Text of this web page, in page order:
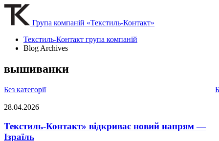
Група компаній «Текстиль-Контакт»
Текстиль-Контакт група компаній
Blog Archives
вышиванки
Без категорії
28.04.2026
Текстиль-Контакт» відкриває новий напрям —
Ізраїль